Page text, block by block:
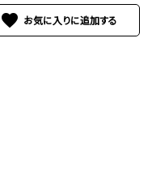
favorite